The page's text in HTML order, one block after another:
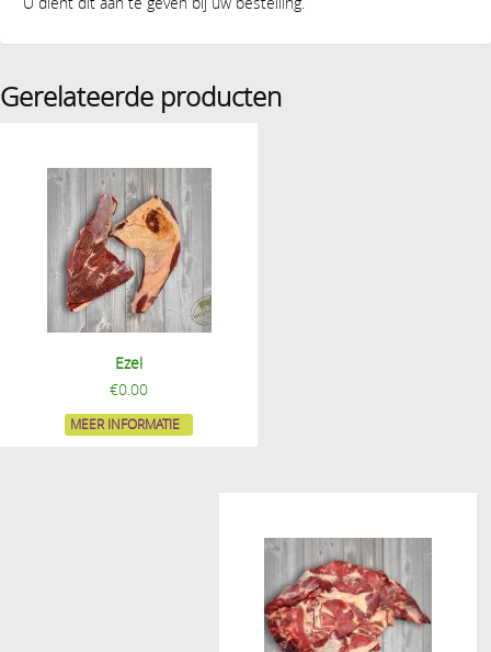
Gerelateerde producten
Ezel
€0.00
MEER INFORMATIE